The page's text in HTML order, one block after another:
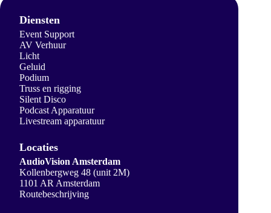
Diensten
Event Support
AV Verhuur
Licht
Geluid
Podium
Truss en rigging
Silent Disco
Podcast Apparatuur
Livestream apparatuur
Locaties
AudioVision Amsterdam
Kollenbergweg 48 (unit 2M)
1101 AR Amsterdam
Routebeschrijving